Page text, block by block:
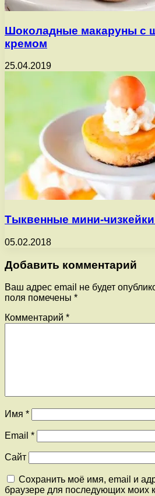
Шоколадные макаруны с
кремом
25.04.2019
Тыквенные мини-чизкейки
05.02.2018
Добавить комментарий
Ваш адрес email не будет
поля помечены *
Комментарий *
Имя *
Email *
Сайт
Сохранить моё имя, email и
браузере для последующих моих